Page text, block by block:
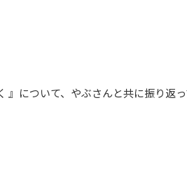
について、やぶさんと共に振り返っ